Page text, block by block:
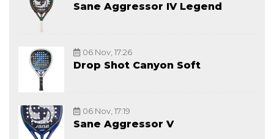
Sane Aggressor IV Legend
06 Nov, 17:26
Drop Shot Canyon Soft
06 Nov, 17:19
Sane Aggressor V